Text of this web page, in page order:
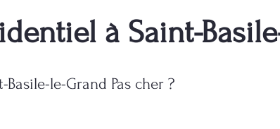
à Saint-
le-Grand Pas cher ?